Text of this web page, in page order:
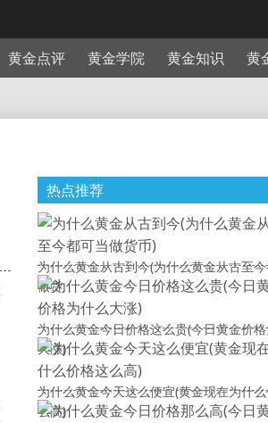
黄金点评 黄金学院 黄金知识 黄
热点推荐
为什么黄金从古到今(为什么黄金从古至
做货
为什么黄金今日价格这么贵(今日黄金价
大涨)
为什么黄金今天这么便宜(黄金现在为什
么高)